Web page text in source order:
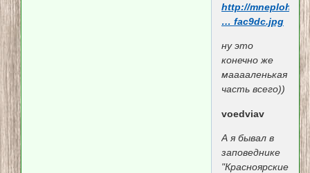
http://
… fac9dc.jpg
ну это
конечно же
мааааленькая
часть всего))
voedviav
А я бывал в
заповеднике
"Красноярские